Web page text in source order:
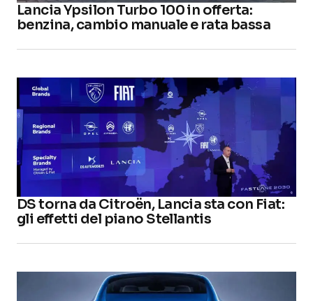
Lancia Ypsilon Turbo 100 in offerta:
benzina, cambio manuale e rata bassa
DS torna da Citroën, Lancia sta con Fiat:
gli effetti del piano Stellantis